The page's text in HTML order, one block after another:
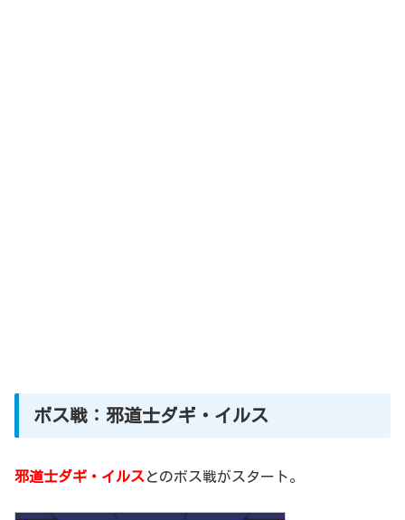
ボス戦：邪道士ダギ・イルス
邪道士ダギ・イルス とのボス戦がスタート。